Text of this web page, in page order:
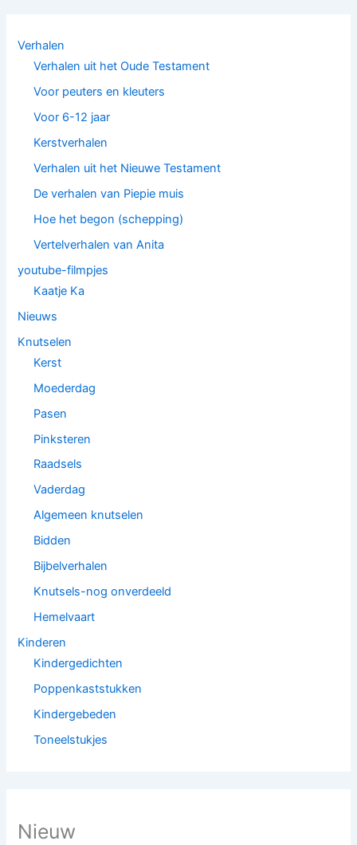
Verhalen
Verhalen uit het Oude Testament
Voor peuters en kleuters
Voor 6-12 jaar
Kerstverhalen
Verhalen uit het Nieuwe Testament
De verhalen van Piepie muis
Hoe het begon (schepping)
Vertelverhalen van Anita
youtube-filmpjes
Kaatje Ka
Nieuws
Knutselen
Kerst
Moederdag
Pasen
Pinksteren
Raadsels
Vaderdag
Algemeen knutselen
Bidden
Bijbelverhalen
Knutsels-nog onverdeeld
Hemelvaart
Kinderen
Kindergedichten
Poppenkaststukken
Kindergebeden
Toneelstukjes
Nieuw